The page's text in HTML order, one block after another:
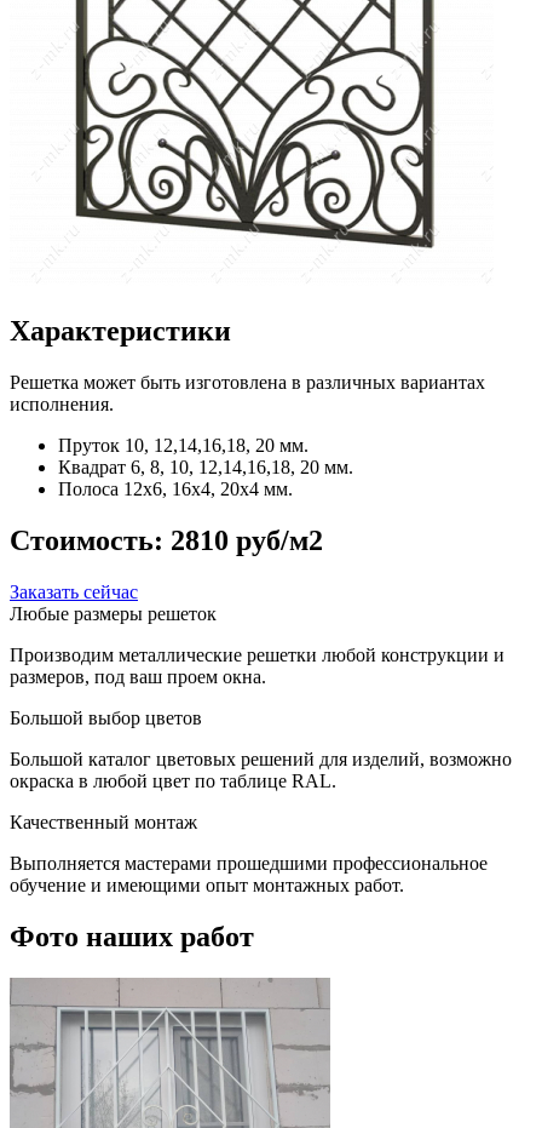
Характеристики
Решетка может быть изготовлена в различных вариантах
исполнения.
Пруток 10, 12,14,16,18, 20 мм.
Квадрат 6, 8, 10, 12,14,16,18, 20 мм.
Полоса 12x6, 16x4, 20x4 мм.
Стоимость: 2810 руб/м2
Заказать сейчас
Любые размеры решеток
Производим металлические решетки любой конструкции и
размеров, под ваш проем окна.
Большой выбор цветов
Большой каталог цветовых решений для изделий, возможно
окраска в любой цвет по таблице RAL.
Качественный монтаж
Выполняется мастерами прошедшими профессиональное
обучение и имеющими опыт монтажных работ.
Фото наших работ